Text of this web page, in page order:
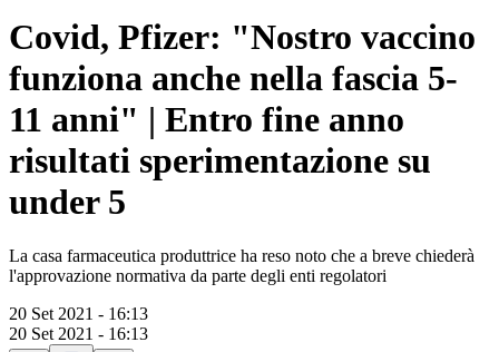
Covid, Pfizer: "Nostro vaccino
funziona anche nella fascia 5-
11 anni" | Entro fine anno
risultati sperimentazione su
under 5
La casa farmaceutica produttrice ha reso noto che a breve chiederà
l'approvazione normativa da parte degli enti regolatori
20 Set 2021 - 16:13
20 Set 2021 - 16:13